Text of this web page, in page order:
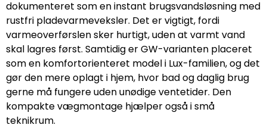
dokumenteret som en instant brugsvandsløsning med
rustfri pladevarmeveksler. Det er vigtigt, fordi
varmeoverførslen sker hurtigt, uden at varmt vand
skal lagres først. Samtidig er GW-varianten placeret
som en komfortorienteret model i Lux-familien, og det
gør den mere oplagt i hjem, hvor bad og daglig brug
gerne må fungere uden unødige ventetider. Den
kompakte vægmontage hjælper også i små
teknikrum.